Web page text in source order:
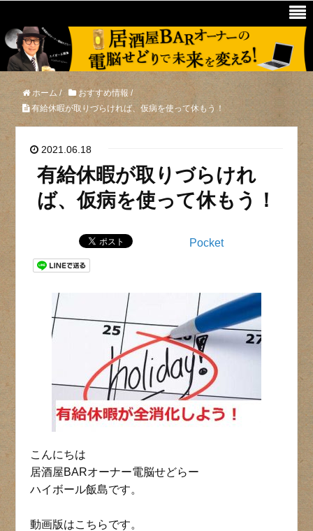
ホーム / おすすめ情報 /
有給休暇が取りづらければ、仮病を使って休もう！
2021.06.18
有給休暇が取りづらけれ
ば、仮病を使って休もう！
Pocket
こんにちは
居酒屋BARオーナー電脳せどらー
ハイボール飯島です。
動画版はこちらです。